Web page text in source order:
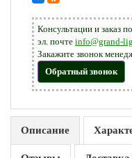
Консультации и заказ
эл. почте info@grand-
Закажите звонок
Обратный звонок
Описание